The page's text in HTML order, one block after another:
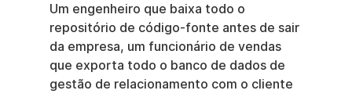
Um engenheiro que baixa todo o
repositório de código-fonte antes de sair
da empresa, um funcionário de vendas
que exporta todo o banco de dados de
gestão de relacionamento com o cliente